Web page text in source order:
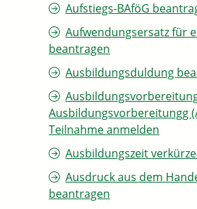
Aufstiegs-BAföG
Aufwendungsersatz für
beantragen
Ausbildungsduldung
Ausbildungsvorbereitungg
Teilnahme anmelden
Ausbildungszeit
Ausdruck aus dem
beantragen